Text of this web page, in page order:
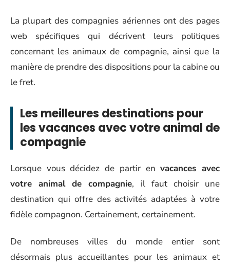
La plupart des compagnies aériennes ont des pages
web spécifiques qui décrivent leurs politiques
concernant les animaux de compagnie, ainsi que la
manière de prendre des dispositions pour la cabine ou
le fret.
Les meilleures destinations pour
les vacances avec votre animal de
compagnie
Lorsque vous décidez de partir envacances avec
votre animal de compagnie, il faut choisir une
destination qui offre des activités adaptées à votre
fidèle compagnon. Certainement, certainement.
De nombreuses villes du monde entier sont
désormais plus accueillantes pour les animaux et